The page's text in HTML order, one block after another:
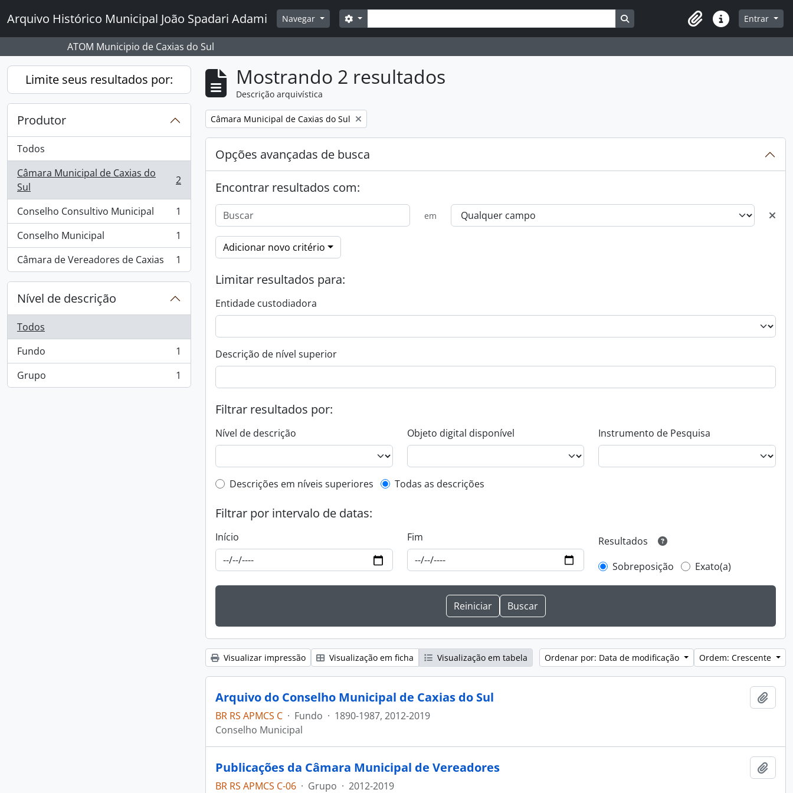
Arquivo Histórico Municipal João Spadari Adami Navegar Buscar
Opções de busca Busque na página de navegação
Atalhos Entrar
ATOM Municipio de Caxias do Sul
Limite seus resultados por:
Produtor
Todos
Câmara Municipal de Caxias do
Sul
, 2 resultados 2
Conselho Consultivo Municipal
, 1 resultados
1
Conselho Municipal
, 1 resultados
1
Câmara de Vereadores de Caxias
, 1 resultados 1
Nível de descrição
Todos
Fundo
, 1 resultados
1
Grupo
, 1 resultados 1
Mostrando 2 resultados
Descrição arquivística
Remover filtro:
Câmara Municipal de Caxias do Sul
Opções avançadas de busca
Encontrar resultados com:
em
Adicionar novo critério
Limitar resultados para:
Entidade custodiadora
Descrição de nível superior
Filtrar resultados por:
Nível de descrição Objeto digital disponível Instrumento de Pesquisa
Filtro de descrição de nível superior
Descrições em níveis superiores Todas as descrições
Filtrar por intervalo de datas:
Início Fim
Resultados
Sobreposição
Exato(a)
Visualizar impressão Visualização em ficha Visualização em tabela Ordenar por: Data de modificação Ordem: Crescente
Arquivo do Conselho Municipal de Caxias do Sul
BR RS APMCS C · Fundo · 1890-1987, 2012-2019
Conselho Municipal
Publicações da Câmara Municipal de Vereadores
BR RS APMCS C-06 · Grupo · 2012-2019